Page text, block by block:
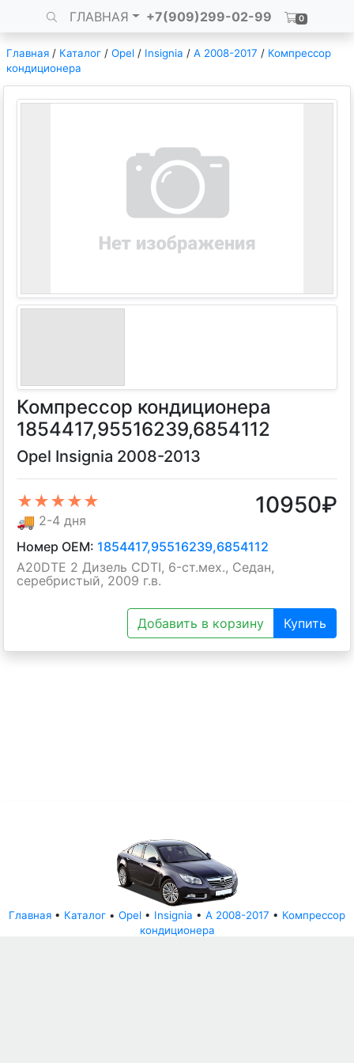
ГЛАВНАЯ +7(909)299-02-99 0
Главная / Каталог / Opel / Insignia / A 2008-2017 / Компрессор
кондиционера
Компрессор кондиционера
1854417,95516239,6854112
Opel Insignia 2008-2013
★★★★★
🚚 2-4 дня
10950₽
Номер OEM: 1854417,95516239,6854112
A20DTE 2 Дизель CDTI, 6-ст.мех., Седан,
серебристый, 2009 г.в.
Добавить в корзину Купить
Главная • Каталог • Opel • Insignia • A 2008-2017 • Компрессор
кондиционера